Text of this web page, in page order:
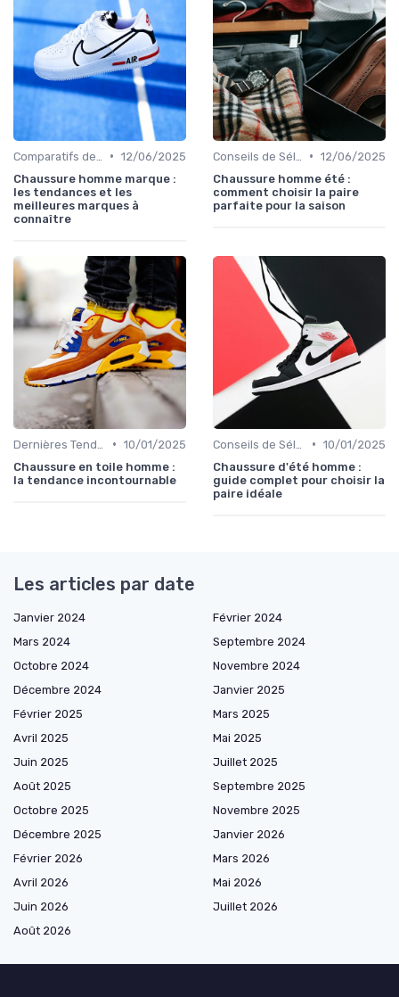
• 12/06/2025
Chaussure homme marque :
les tendances et les
meilleures marques à
connaître
• 12/06/2025
Chaussure homme été :
comment choisir la paire
parfaite pour la saison
• 10/01/2025
Chaussure en toile homme :
la tendance incontournable
• 10/01/2025
Chaussure d'été homme :
guide complet pour choisir la
paire idéale
Les articles par date
Janvier 2024
Février 2024
Mars 2024
Septembre 2024
Octobre 2024
Novembre 2024
Décembre 2024
Janvier 2025
Février 2025
Mars 2025
Avril 2025
Mai 2025
Juin 2025
Juillet 2025
Août 2025
Septembre 2025
Octobre 2025
Novembre 2025
Décembre 2025
Janvier 2026
Février 2026
Mars 2026
Avril 2026
Mai 2026
Juin 2026
Juillet 2026
Août 2026